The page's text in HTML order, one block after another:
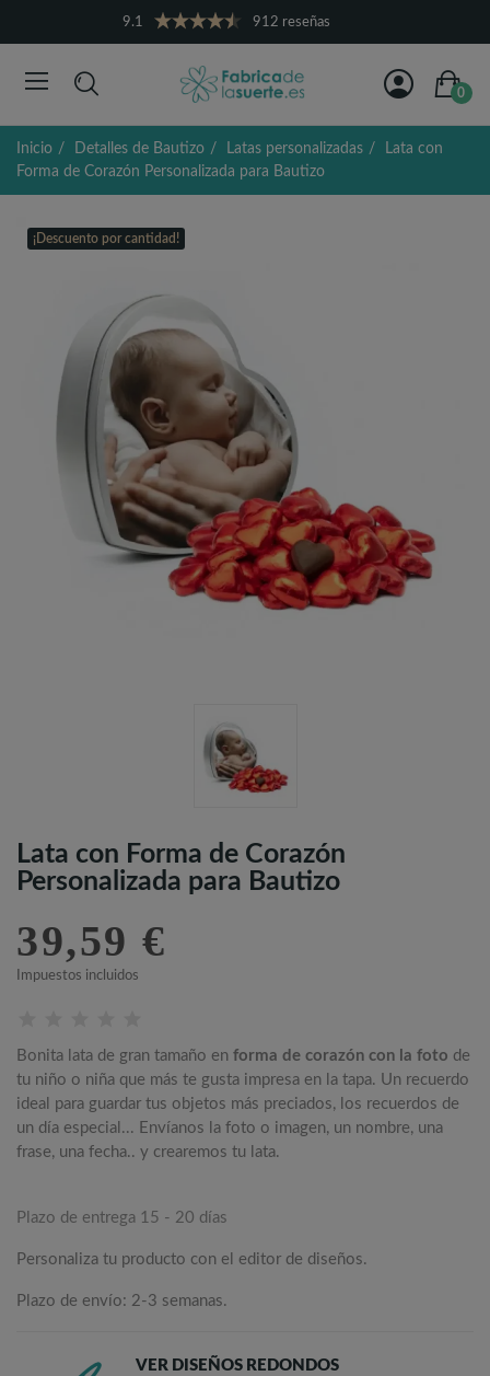
9.1 912 reseñas
0
Inicio Detalles de Bautizo Latas personalizadas
Lata con
Forma de Corazón Personalizada para Bautizo
¡Descuento por cantidad!
Lata con Forma de Corazón
Personalizada para Bautizo
39,59 €
Impuestos incluidos
Bonita lata de gran tamaño en forma de corazón con la foto de
tu niño o niña que más te gusta impresa en la tapa. Un recuerdo
ideal para guardar tus objetos más preciados, los recuerdos de
un día especial... Envíanos la foto o imagen, un nombre, una
frase, una fecha.. y crearemos tu lata.
Plazo de entrega 15 - 20 días
Personaliza tu producto con el editor de diseños.
Plazo de envío: 2-3 semanas.
VER DISEÑOS REDONDOS